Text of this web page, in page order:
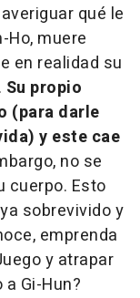
qué le
Ho, muere
en realidad su
Su propio
(para darle
y este cae
no se
cuerpo. Esto
sobrevivido y
emprenda
y atrapar
Gi-Hun?